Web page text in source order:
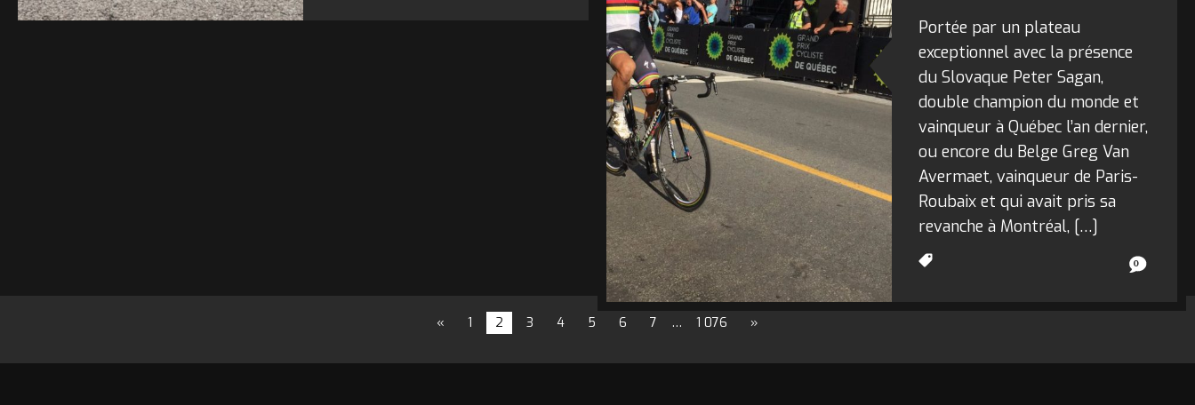
Portée par un plateau
exceptionnel avec la présence
du Slovaque Peter Sagan,
double champion du monde et
vainqueur à Québec l’an dernier,
ou encore du Belge Greg Van
Avermaet, vainqueur de Paris-
Roubaix et qui avait pris sa
revanche à Montréal, […]
0
« 1 2 3 4 5 6 7 … 1 076 »